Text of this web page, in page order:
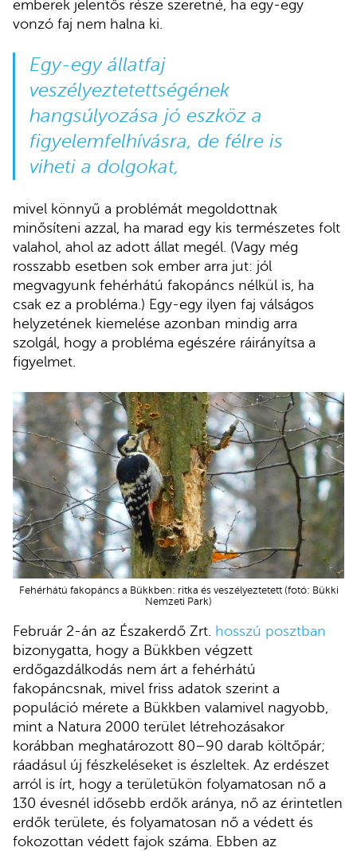
emberek jelentős része szeretné, ha egy-egy
vonzó faj nem halna ki.
Egy-egy állatfaj
veszélyeztetettségének
hangsúlyozása jó eszköz a
figyelemfelhívásra, de félre is
viheti a dolgokat,
mivel könnyű a problémát megoldottnak
minősíteni azzal, ha marad egy kis természetes folt
valahol, ahol az adott állat megél. (Vagy még
rosszabb esetben sok ember arra jut: jól
megvagyunk fehérhátú fakopáncs nélkül is, ha
csak ez a probléma.) Egy-egy ilyen faj válságos
helyzetének kiemelése azonban mindig arra
szolgál, hogy a probléma egészére ráirányítsa a
figyelmet.
Fehérhátú fakopáncs a Bükkben: ritka és veszélyeztetett (fotó: Bükki
Nemzeti Park)
Február 2-án az Északerdő Zrt. hosszú posztban
bizonygatta, hogy a Bükkben végzett
erdőgazdálkodás nem árt a fehérhátú
fakopáncsnak, mivel friss adatok szerint a
populáció mérete a Bükkben valamivel nagyobb,
mint a Natura 2000 terület létrehozásakor
korábban meghatározott 80–90 darab költőpár;
ráadásul új fészkeléseket is észleltek. Az erdészet
arról is írt, hogy a területükön folyamatosan nő a
130 évesnél idősebb erdők aránya, nő az érintetlen
erdők területe, és folyamatosan nő a védett és
fokozottan védett fajok száma. Ebben az